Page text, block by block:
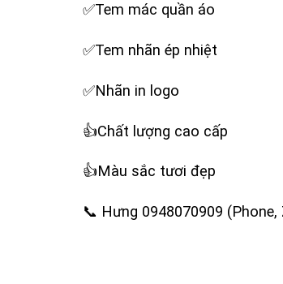
✅Tem mác quần áo
✅Tem nhãn ép nhiệt
✅Nhãn in logo
‪👍Chất lượng cao cấp
‪👍Màu sắc tươi đẹp
‪📞 Hưng 0948070909 (Phone,